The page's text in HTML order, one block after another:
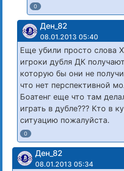
0
Ден_82
08.01.2013 05:40
Еще убили просто слова
игроки дубля ДК
которую бы они не
что нет перспективной
Боатенг еще что там
играть в дубле??? Кто в
ситуацию пожалуйста.
0
Ден_82
08.01.2013 05:34